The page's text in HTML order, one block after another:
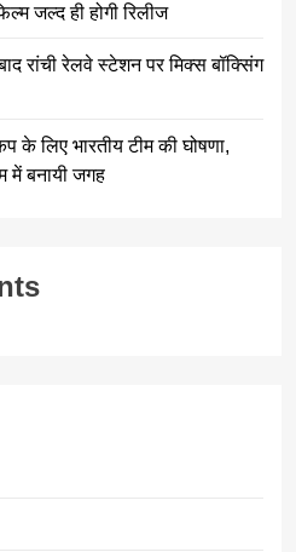
जल्द ही होगी रिलीज
रांची रेलवे स्टेशन पर मिक्स बॉक्सिंग
के लिए भारतीय टीम की घोषणा,
में बनायी जगह